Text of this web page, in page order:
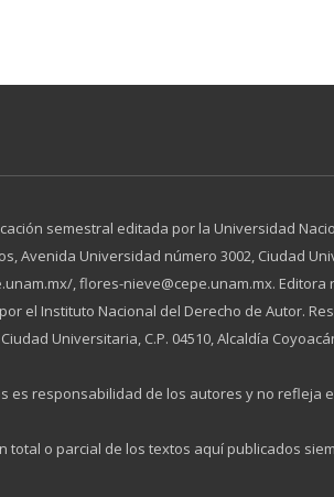
semestral editada por la Universidad
Avenida Universidad número 3002, Ciudad
, flores-nieve@cepe.unam.mx. Editora
el Instituto Nacional del Derecho de Autor.
Universitaria, C.P. 04510, Alcaldía
es responsabilidad de los autores y no refleja
total o parcial de los textos aquí publicados